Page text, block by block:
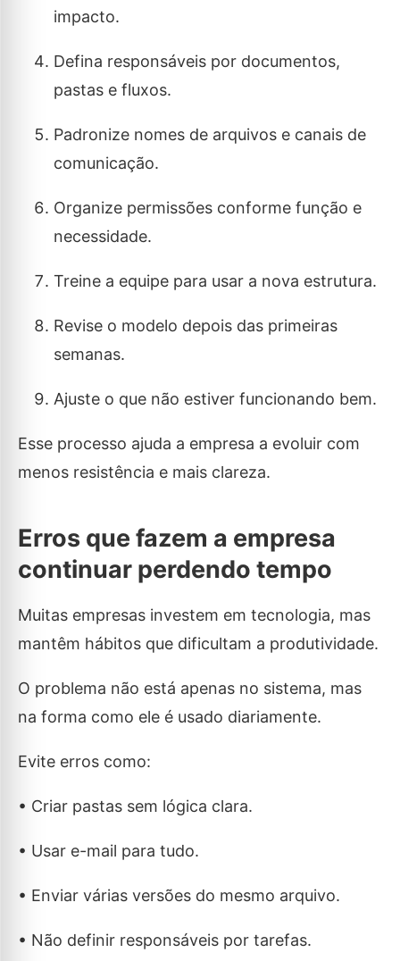
impacto.
Defina responsáveis por documentos,
pastas e fluxos.
Padronize nomes de arquivos e canais de
comunicação.
Organize permissões conforme função e
necessidade.
Treine a equipe para usar a nova estrutura.
Revise o modelo depois das primeiras
semanas.
Ajuste o que não estiver funcionando bem.
Esse processo ajuda a empresa a evoluir com
menos resistência e mais clareza.
Erros que fazem a empresa
continuar perdendo tempo
Muitas empresas investem em tecnologia, mas
mantêm hábitos que dificultam a produtividade.
O problema não está apenas no sistema, mas
na forma como ele é usado diariamente.
Evite erros como:
• Criar pastas sem lógica clara.
• Usar e-mail para tudo.
• Enviar várias versões do mesmo arquivo.
• Não definir responsáveis por tarefas.